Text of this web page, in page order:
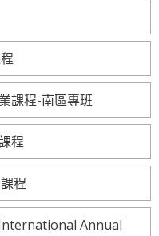
課程-南區專班
程
程
Annual